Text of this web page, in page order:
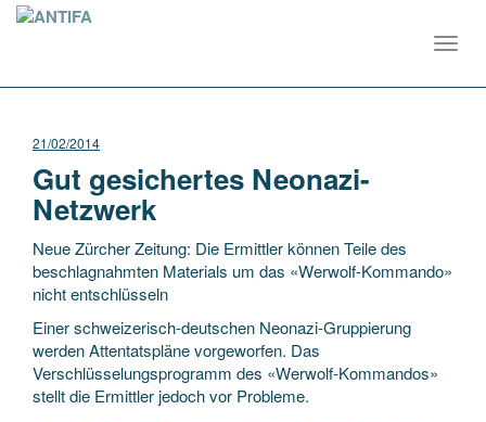
21/02/2014
Gut gesichertes Neonazi-
Netzwerk
Neue Zürcher Zeitung: Die Ermittler können Teile des
beschlagnahmten Materials um das «Werwolf-Kommando»
nicht entschlüsseln
Einer schweizerisch-deutschen Neonazi-Gruppierung
werden Attentatspläne vorgeworfen. Das
Verschlüsselungsprogramm des «Werwolf-Kommandos»
stellt die Ermittler jedoch vor Probleme.